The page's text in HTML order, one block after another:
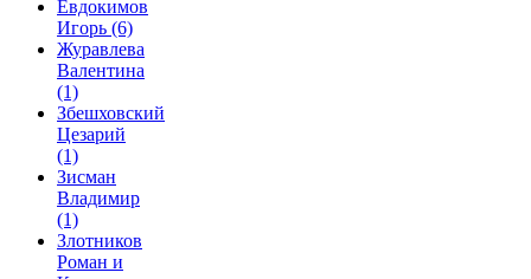
Евдокимов
Игорь (6)
Журавлева
Валентина
(1)
Збешховский
Цезарий
(1)
Зисман
Владимир
(1)
Злотников
Роман и